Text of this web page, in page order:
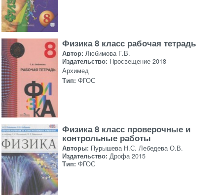
Физика 8 класс рабочая тетрадь
Автор: Любимова Г.В.
Издательство: Просвещение 2018
Архимед
Тип: ФГОС
Физика 8 класс проверочные и
контрольные работы
Авторы: Пурышева Н.С. Лебедева О.В.
Издательство: Дрофа 2015
Тип: ФГОС